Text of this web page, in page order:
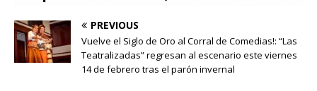
PREVIOUS
Vuelve el Siglo de Oro al Corral de Comedias!: “Las
Teatralizadas” regresan al escenario este viernes
14 de febrero tras el parón invernal